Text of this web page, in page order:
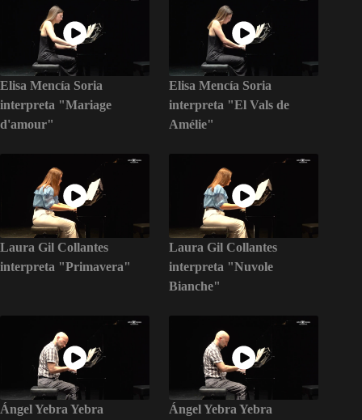
Elisa Mencía Soria
interpreta "Mariage
d'amour"
Elisa Mencía Soria
interpreta "El Vals de
Amélie"
Laura Gil Collantes
interpreta "Primavera"
Laura Gil Collantes
interpreta "Nuvole
Bianche"
Ángel Yebra Yebra
Ángel Yebra Yebra